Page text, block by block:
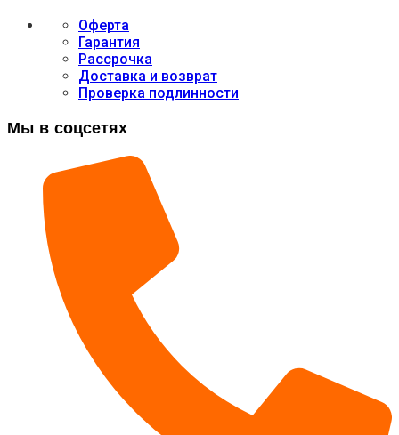
Оферта
Гарантия
Рассрочка
Доставка и возврат
Проверка подлинности
Мы в соцсетях